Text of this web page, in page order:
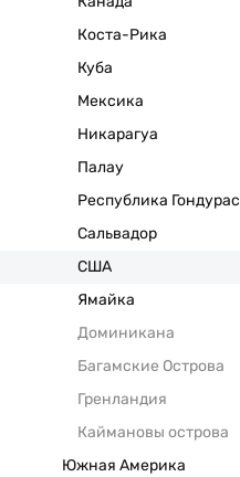
Коста-Рика
Куба
Мексика
Никарагуа
Палау
Республика Гондурас
Сальвадор
США
Ямайка
Доминикана
Багамские Острова
Гренландия
Каймановы острова
Южная Америка